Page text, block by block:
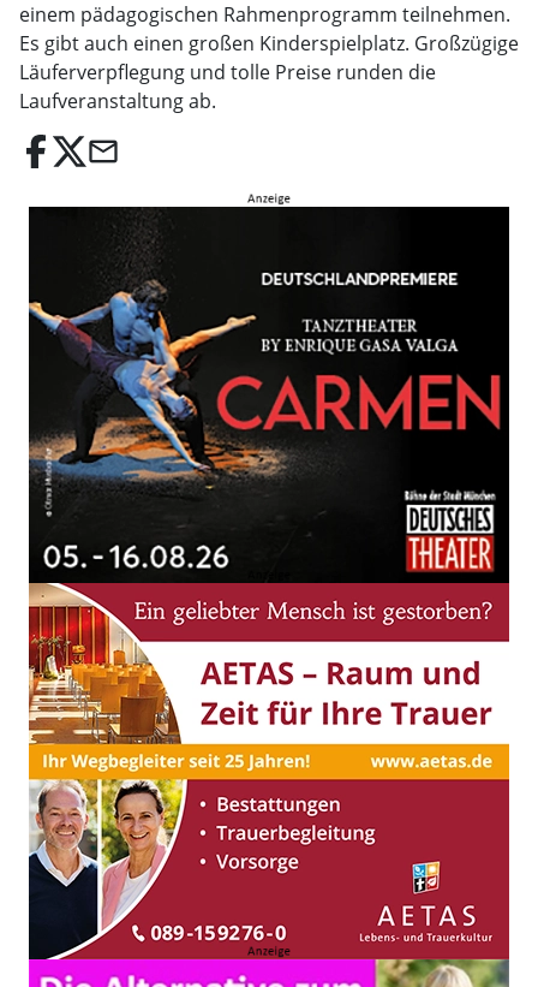
einem pädagogischen Rahmenprogramm teilnehmen.
Es gibt auch einen großen Kinderspielplatz. Großzügige
Läuferverpflegung und tolle Preise runden die
Laufveranstaltung ab.
email